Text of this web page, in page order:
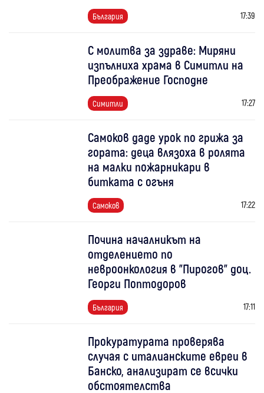
България 17:39
С молитва за здраве: Миряни
изпълниха храма в Симитли на
Преображение Господне
Симитли 17:27
Самоков даде урок по грижа за
гората: деца влязоха в ролята
на малки пожарникари в
битката с огъня
Самоков 17:22
Почина началникът на
отделението по
невроонкология в "Пирогов" доц.
Георги Поптодоров
България 17:11
Прокуратурата проверява
случая с италианските евреи в
Банско, анализират се всички
обстоятелства